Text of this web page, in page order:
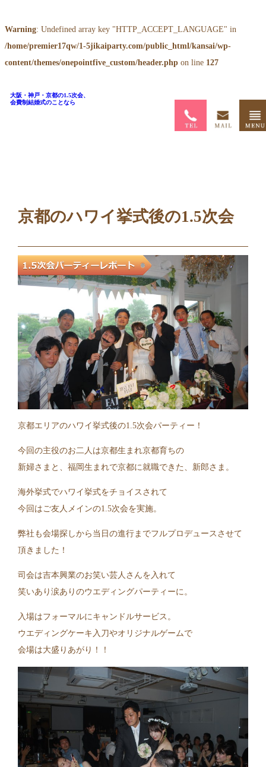
Warning: Undefined array key "HTTP_ACCEPT_LANGUAGE" in
/home/premier17qw/1-5jikaiparty.com/public_html/kansai/wp-
content/themes/onepointfive_custom/header.php on line 127
大阪・神戸・京都の1.5次会、
会費制結婚式のことなら
京都のハワイ挙式後の1.5次会
京都エリアのハワイ挙式後の1.5次会パーティー！
今回の主役のお二人は京都生まれ京都育ちの
新婦さまと、福岡生まれで京都に就職できた、新郎さま。
海外挙式でハワイ挙式をチョイスされて
今回はご友人メインの1.5次会を実施。
弊社も会場探しから当日の進行までフルプロデュースさせて
頂きました！
司会は吉本興業のお笑い芸人さんを入れて
笑いあり涙ありのウエディングパーティーに。
入場はフォーマルにキャンドルサービス。
ウエディングケーキ入刀やオリジナルゲームで
会場は大盛りあがり！！